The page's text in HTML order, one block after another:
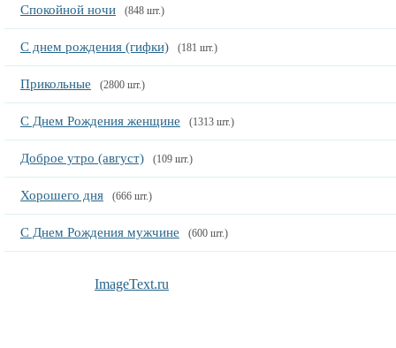
Спокойной ночи (848 шт.)
С днем рождения (гифки) (181 шт.)
Прикольные (2800 шт.)
С Днем Рождения женщине (1313 шт.)
Доброе утро (август) (109 шт.)
Хорошего дня (666 шт.)
С Днем Рождения мужчине (600 шт.)
ImageText.ru